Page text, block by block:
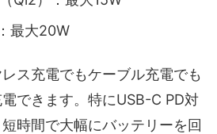
最大20W
ス充電でもケーブル充電でも
できます。特にUSB-C PD対
時間で大幅にバッテリーを回